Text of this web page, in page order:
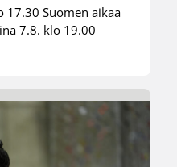
17.30 Suomen aikaa
7.8. klo 19.00